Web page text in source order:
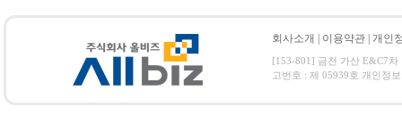
회사소개 이용약관 |개인
[153-801] 금천 가산 E&C7차
고번호 : 제 05939호 개인정